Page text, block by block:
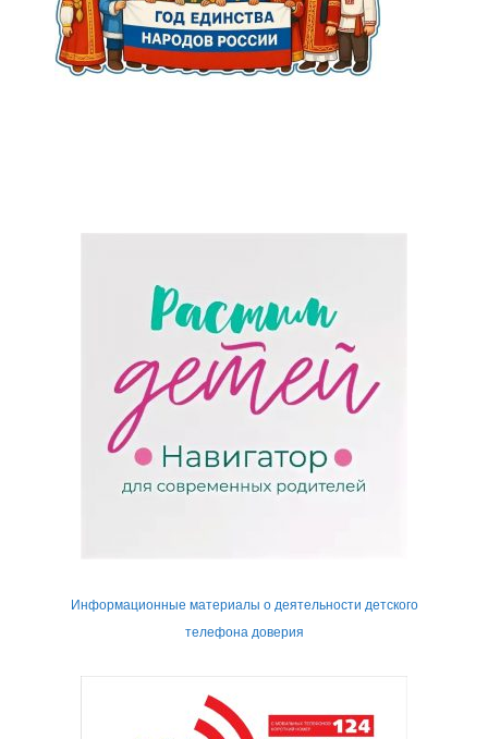
Информационные материалы о деятельности детского
телефона доверия